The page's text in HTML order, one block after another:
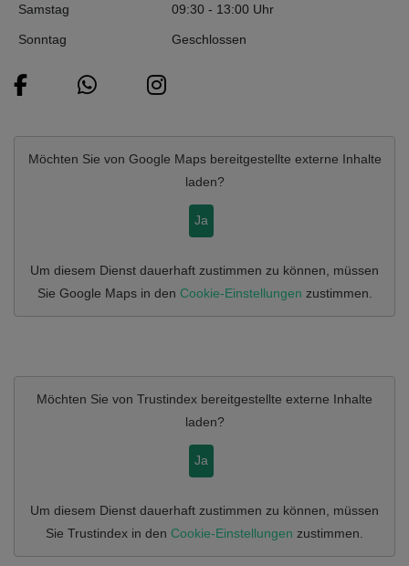
Samstag 09:30 - 13:00 Uhr
Sonntag Geschlossen
Möchten Sie von Google Mapsbereitgestellte externe Inhalte
laden?
Ja
Um diesem Dienst dauerhaft zustimmen zu können, müssen
Sie Google Mapsin den Cookie-Einstellungen zustimmen.
Möchten Sie von Trustindex bereitgestellte externe Inhalte
laden?
Ja
Um diesem Dienst dauerhaft zustimmen zu können, müssen
Sie Trustindex in den Cookie-Einstellungen zustimmen.